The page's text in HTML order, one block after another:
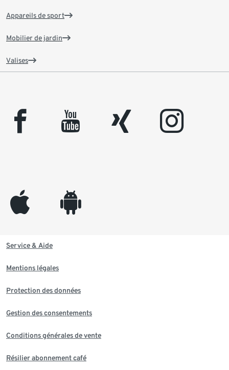
Appareils de sport
Mobilier de jardin
Valises
facebook youtube xing instagram
appleinc android
Service & Aide
Mentions légales
Protection des données
Gestion des consentements
Conditions générales de vente
Résilier abonnement café